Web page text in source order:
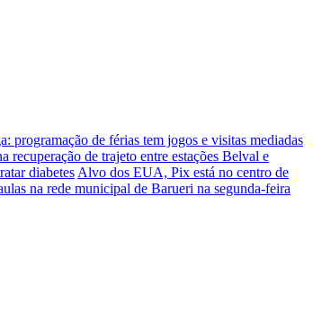
programação de férias tem jogos e visitas mediadas
recuperação de trajeto entre estações Belval e
diabetes Alvo dos EUA, Pix está no centro de
na rede municipal de Barueri na segunda-feira